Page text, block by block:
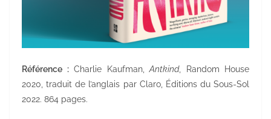
Référence :Charlie Kaufman,Antkind, Random House
2020, traduit de l’anglais par Claro, Éditions du Sous-Sol
2022. 864 pages.